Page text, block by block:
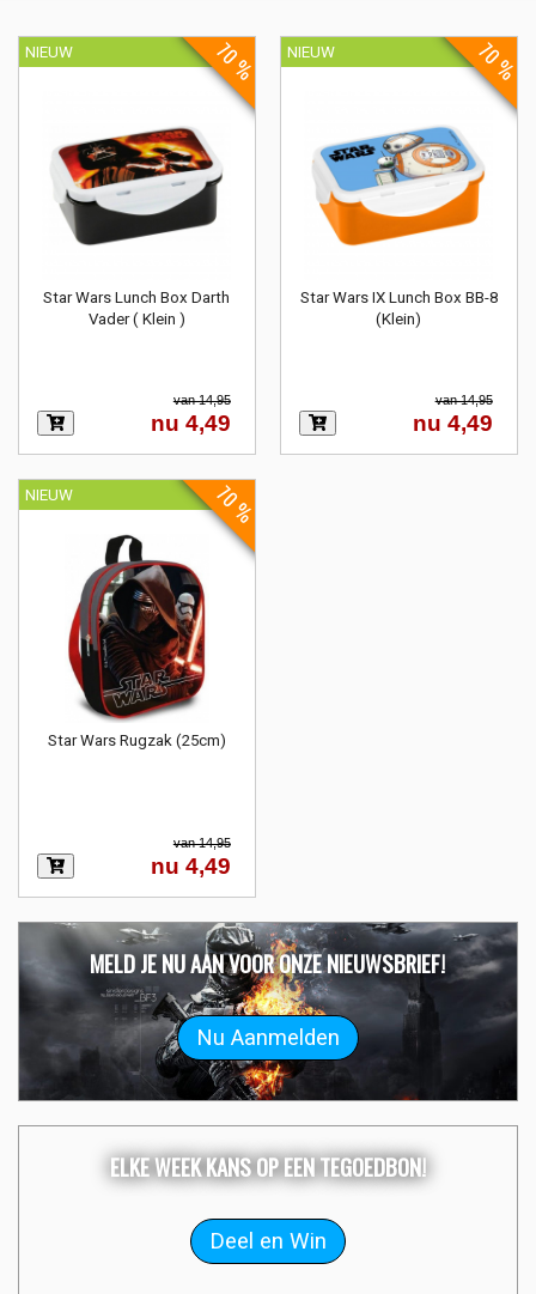
NIEUW
Star Wars Lunch Box Darth
Vader ( Klein )
70 %
van 14,95
nu 4,49
NIEUW
Star Wars IX Lunch Box BB-8
(Klein)
70 %
van 14,95
nu 4,49
NIEUW
Star Wars Rugzak (25cm)
70 %
van 14,95
nu 4,49
MELD JE NU AAN VOOR ONZE NIEUWSBRIEF!
ELKE WEEK KANS OP EEN TEGOEDBON!